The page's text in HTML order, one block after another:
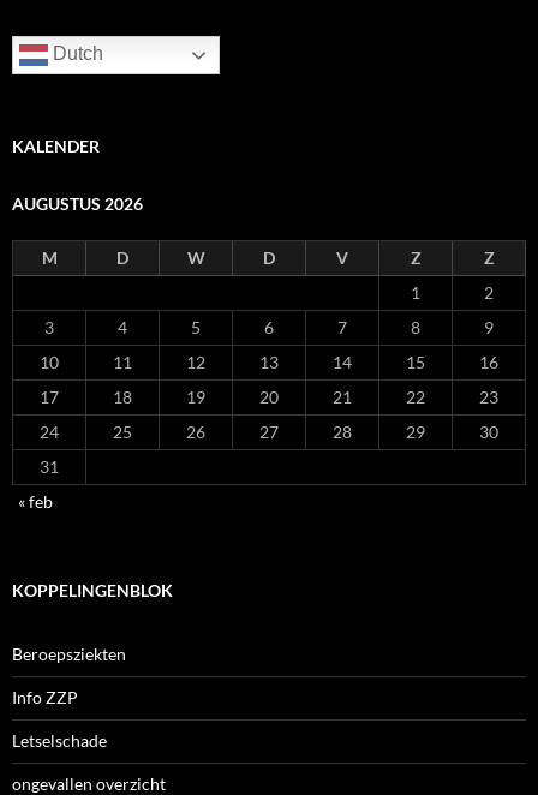
Dutch
KALENDER
AUGUSTUS 2026
M D W D V Z
Z
1
2
3
4 5 6 7 8
9
10
11 12 13 14 15
16
17
18 19 20 21 22
23
24
25 26 27 28 29
30
31
« feb
KOPPELINGENBLOK
Beroepsziekten
Info ZZP
Letselschade
ongevallen overzicht